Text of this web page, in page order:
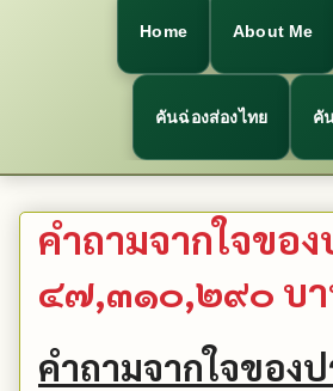
Home About Me
คันฉ่องส่องไทย คั
คำถามจากใจขอ
๔๗,๓๑๐,๒๙๐ บา
คำถามจากใจของ